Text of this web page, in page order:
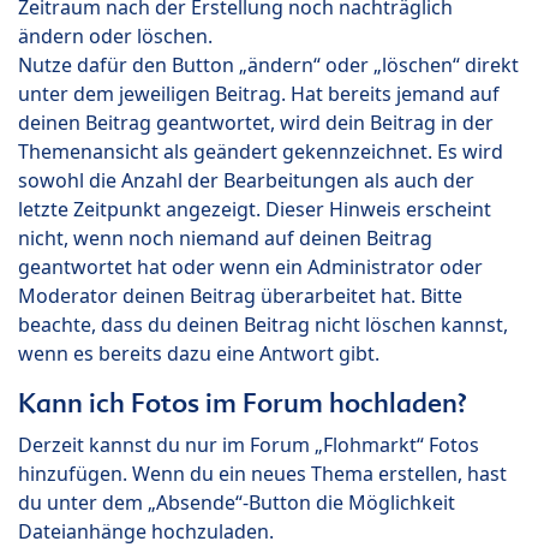
Zeitraum nach der Erstellung noch nachträglich
ändern oder löschen.
Nutze dafür den Button „ändern“ oder „löschen“ direkt
unter dem jeweiligen Beitrag. Hat bereits jemand auf
deinen Beitrag geantwortet, wird dein Beitrag in der
Themenansicht als geändert gekennzeichnet. Es wird
sowohl die Anzahl der Bearbeitungen als auch der
letzte Zeitpunkt angezeigt. Dieser Hinweis erscheint
nicht, wenn noch niemand auf deinen Beitrag
geantwortet hat oder wenn ein Administrator oder
Moderator deinen Beitrag überarbeitet hat. Bitte
beachte, dass du deinen Beitrag nicht löschen kannst,
wenn es bereits dazu eine Antwort gibt.
Kann ich Fotos im Forum hochladen?
Derzeit kannst du nur im Forum „Flohmarkt“ Fotos
hinzufügen. Wenn du ein neues Thema erstellen, hast
du unter dem „Absende“-Button die Möglichkeit
Dateianhänge hochzuladen.